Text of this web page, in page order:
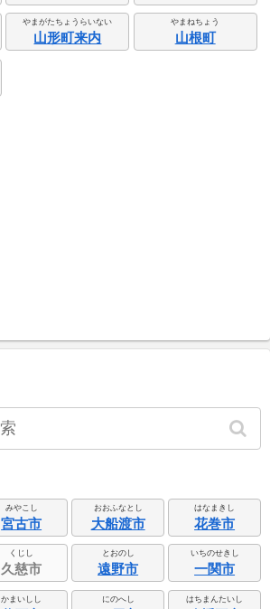
やまがたちょうらいない
山形町来内
やまねちょう
山根町
みやこし
宮古市
おおふなとし
大船渡市
はなまきし
花巻市
くじし
久慈市
とおのし
遠野市
いちのせきし
一関市
かまいしし にのへし はちまんたいし